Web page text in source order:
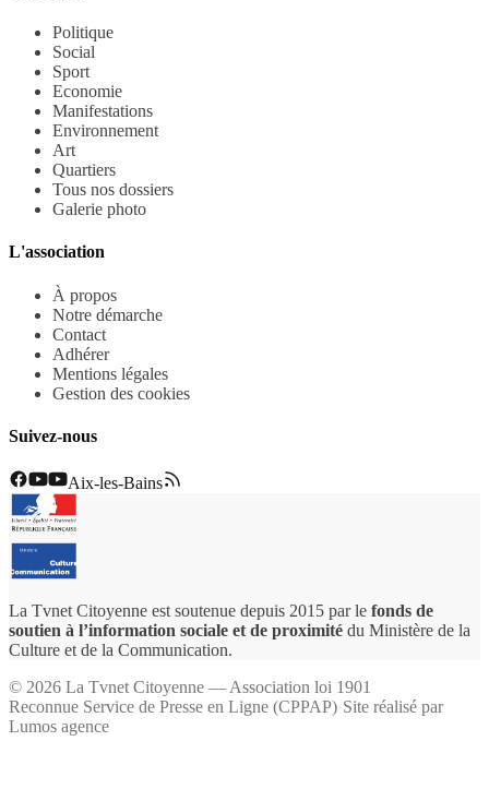
Politique
Social
Sport
Economie
Manifestations
Environnement
Art
Quartiers
Tous nos dossiers
Galerie photo
L'association
À propos
Notre démarche
Contact
Adhérer
Mentions légales
Gestion des cookies
Suivez-nous
Aix-les-Bains
La Tvnet Citoyenne est soutenue depuis 2015 par le fonds de
soutien à l’information sociale et de proximité du Ministère de la
Culture et de la Communication.
© 2026 La Tvnet Citoyenne — Association loi 1901
Reconnue Service de Presse en Ligne (CPPAP)·Site réalisé par
Lumos agence